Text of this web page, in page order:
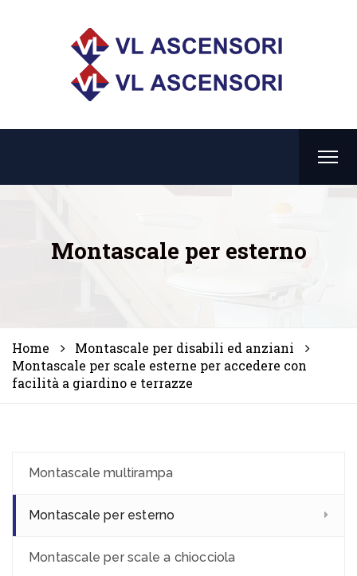
Montascale per esterno
Home
Montascale per disabili ed anziani
Montascale per scale esterne per accedere con
facilità a giardino e terrazze
Montascale multirampa
Montascale per esterno
Montascale per scale a chiocciola